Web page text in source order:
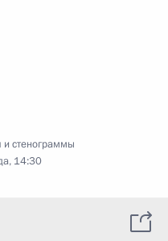
и стенограммы
14:30